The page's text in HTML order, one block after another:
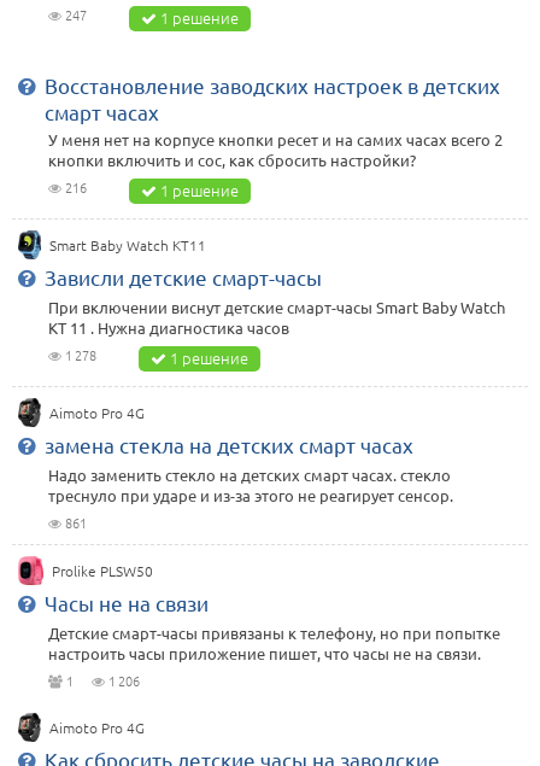
247 1 решение
Восстановление заводских настроек в детских
смарт часах
У меня нет на корпусе кнопки ресет и на самих часах всего 2
кнопки включить и сос, как сбросить настройки?
216 1 решение
Smart Baby Watch KT11
Зависли детские смарт-часы
При включении виснут детские смарт-часы Smart Baby Watch
KT 11 . Нужна диагностика часов
1 278 1 решение
Aimoto Pro 4G
замена стекла на детских смарт часах
Надо заменить стекло на детских смарт часах. стекло
треснуло при ударе и из-за этого не реагирует сенсор.
861
Prolike PLSW50
Часы не на связи
Детские смарт-часы привязаны к телефону, но при попытке
настроить часы приложение пишет, что часы не на связи.
1 1 206
Aimoto Pro 4G
Как сбросить детские часы на заводские